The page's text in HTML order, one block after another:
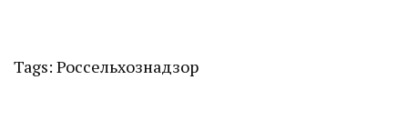
Tags: Россельхознадзор